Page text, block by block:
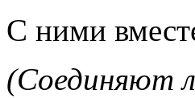
С ними
(Соединяют